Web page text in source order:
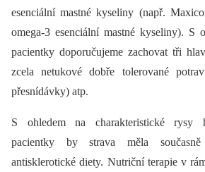
esenciální mastné kyseliny (např.
omega-3 esenciální mastné kyseliny). S
pacientky doporučujeme zachovat tři
zcela netukové dobře tolerované
přesnídávky) atp.
S ohledem na charakteristické rysy
pacientky by strava měla současně
antisklerotické diety. Nutriční terapie v